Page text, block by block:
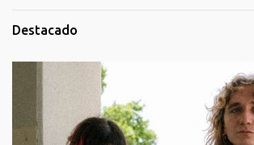
Destacado